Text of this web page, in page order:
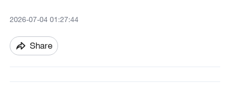
2026-07-04 01:27:44
Share